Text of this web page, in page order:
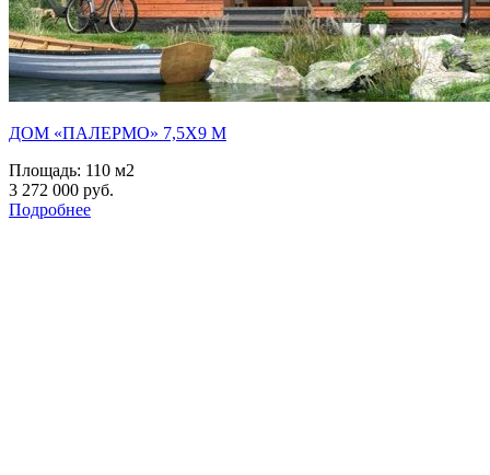
ДОМ «ПАЛЕРМО» 7,5Х9 М
Площадь: 110 м2
3 272 000 руб.
Подробнее